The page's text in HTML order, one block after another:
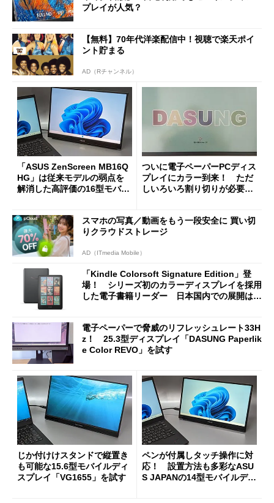
プレイが人気？
【無料】70年代洋楽配信中！視聴で楽天ポイ
ント貯まる
AD（Rチャンネル）
「ASUS ZenScreen MB16Q
HG」は従来モデルの弱点を
解消した高評価の16型モバイ
ついに電子ペーパーPCディス
プレイにカラー到来！ ただ
しいろいろ割り切りが必要か
スマホの写真／動画をもう一段安全に 買い切
りクラウドストレージ
AD（ITmedia Mobile）
「Kindle Colorsoft Signature Edition」登
場！ シリーズ初のカラーディスプレイを採用
した電子書籍リーダー 日本国内での展開は未
電子ペーパーで脅威のリフレッシュレート33H
z！ 25.3型ディスプレイ「DASUNG Paperlik
e Color REVO」を試す
じか付けけスタンドで縦置き
も可能な15.6型モバイルディ
スプレイ「VG1655」を試す
ペンが付属しタッチ操作に対
応！ 設置方法も多彩なASU
S JAPANの14型モバイルディ